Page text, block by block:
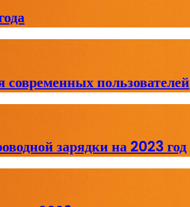
пользователей
зарядки на 2023 год